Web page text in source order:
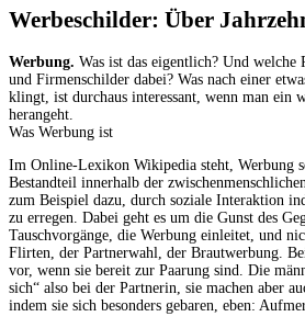
Werbeschilder: Über
Werbung. Was ist das eigentlich? Und welche
und Firmenschilder dabei? Was nach einer
klingt, ist durchaus interessant, wenn man ein
herangeht.
Was Werbung ist
Im Online-Lexikon Wikipedia steht, Werbung
Bestandteil innerhalb der
zum Beispiel dazu, durch soziale Interaktion
zu erregen. Dabei geht es um die Gunst des
Tauschvorgänge, die Werbung einleitet, und
Flirten, der Partnerwahl, der Brautwerbung.
vor, wenn sie bereit zur Paarung sind. Die
sich“ also bei der Partnerin, sie machen aber
indem sie sich besonders gebaren, eben: